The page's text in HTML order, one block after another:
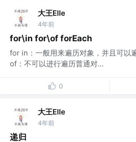
大王Elle
4年前
for\in for\of forEach
for in：一般用来遍历对象，并且可以
of：不可以进行遍历普通对...
0
大王Elle
4年前
递归